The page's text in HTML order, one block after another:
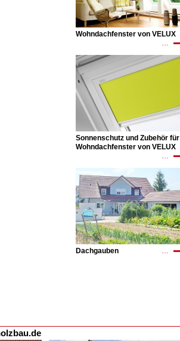
Wohndachfenster von VELUX
…
Sonnenschutz und Zubehör für
Wohndachfenster von VELUX
…
Dachgauben …